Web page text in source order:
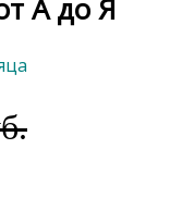
А до Я